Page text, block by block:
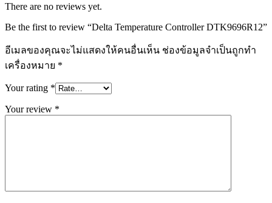
There are no reviews yet.
Be the first to review “Delta Temperature Controller DTK9696R12”
อีเมลของคุณจะไม่แสดงให้คนอื่นเห็น ช่องข้อมูลจำเป็นถูกทำ
เครื่องหมาย *
Your rating *
Your review *